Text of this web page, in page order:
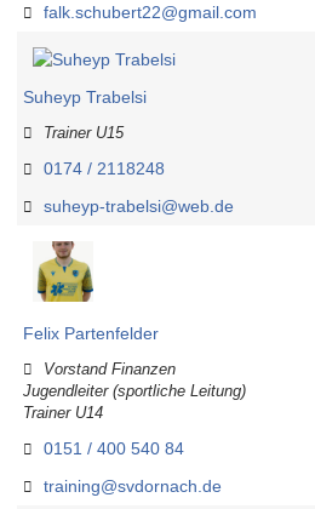
falk.schubert22@gmail.com
Suheyp Trabelsi
Trainer U15
0174 / 2118248
suheyp-trabelsi@web.de
Felix Partenfelder
Vorstand Finanzen
Jugendleiter (sportliche Leitung)
Trainer U14
0151 / 400 540 84
training@svdornach.de